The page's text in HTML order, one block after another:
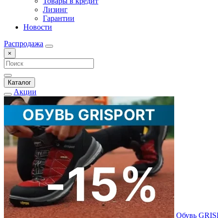
Лизинг
Гарантии
Новости
Распродажа
×
Каталог
Акции
Обувь